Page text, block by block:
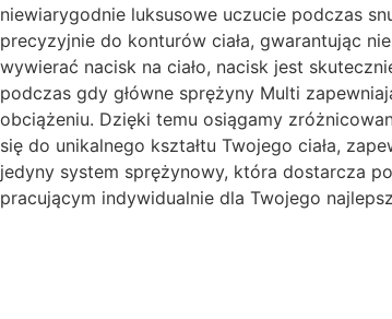
niewiarygodnie luksusowe uczucie podczas
precyzyjnie do konturów ciała, gwarantując
wywierać nacisk na ciało, nacisk jest
podczas gdy główne sprężyny Multi
obciążeniu. Dzięki temu osiągamy
się do unikalnego kształtu Twojego ciała,
jedyny system sprężynowy, która dostarcza
pracującym indywidualnie dla Twojego